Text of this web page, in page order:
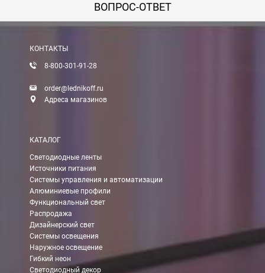
ВОПРОС-ОТВЕТ
КОНТАКТЫ
8-800-301-91-28
order@lednikoff.ru
Адреса магазинов
КАТАЛОГ
Светодиодные ленты
Источники питания
Системы управления и автоматизации
Алюминиевые профили
Функциональный свет
Распродажа
Дизайнерский свет
Системы освещения
Наружное освещение
Гибкий неон
Светодиодный декор